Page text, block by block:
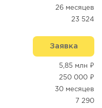
26 месяцев
23 524
Заявка
5,85 млн ₽
250 000 ₽
30 месяцев
7 290